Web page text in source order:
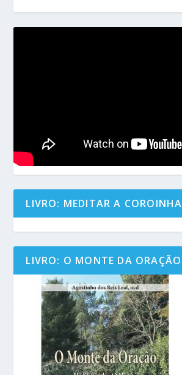
LIVRO: MEDITAR A COROINHA
LIVRO: O MONTE DA ORAÇÃO